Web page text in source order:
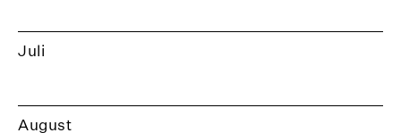
Juli
August